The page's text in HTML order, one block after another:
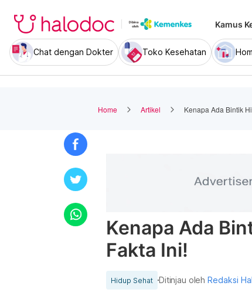
Kamus
Chat dengan Dokter Toko Kesehatan
Home Artikel Kenapa Ada Bintik
Kenapa Ada
Fakta Ini!
Hidup Sehat Ditinjau olehRedaksi